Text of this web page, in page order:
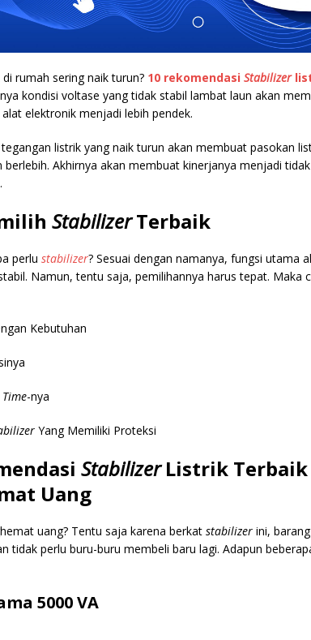
rumah sering naik turun? 10 rekomendasi Stabilizer
kondisi voltase yang tidak stabil lambat laun akan
elektronik menjadi lebih pendek.
listrik yang naik turun akan membuat pasokan
berlebih. Akhirnya akan membuat kinerjanya menjadi
StabilizerTerbaik
perlu stabilizer? Sesuai dengan namanya, fungsi utama
Namun, tentu saja, pemilihannya harus tepat. Maka
Kebutuhan
Time-nya
Yang Memiliki Proteksi
StabilizerListrik Terbaik
Uang
uang? Tentu saja karena berkat stabilizer ini,
tidak perlu buru-buru membeli baru lagi. Adapun
5000 VA